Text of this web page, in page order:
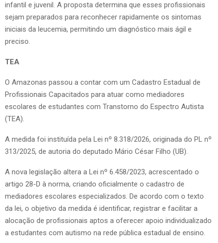
infantil e juvenil. A proposta determina que esses profissionais
sejam preparados para reconhecer rapidamente os sintomas
iniciais da leucemia, permitindo um diagnóstico mais ágil e
preciso.
TEA
O Amazonas passou a contar com um Cadastro Estadual de
Profissionais Capacitados para atuar como mediadores
escolares de estudantes com Transtorno do Espectro Autista
(TEA).
A medida foi instituída pela Lei nº 8.318/2026, originada do PL nº
313/2025, de autoria do deputado Mário César Filho (UB).
A nova legislação altera a Lei nº 6.458/2023, acrescentado o
artigo 28-D à norma, criando oficialmente o cadastro de
mediadores escolares especializados. De acordo com o texto
da lei, o objetivo da medida é identificar, registrar e facilitar a
alocação de profissionais aptos a oferecer apoio individualizado
a estudantes com autismo na rede pública estadual de ensino.